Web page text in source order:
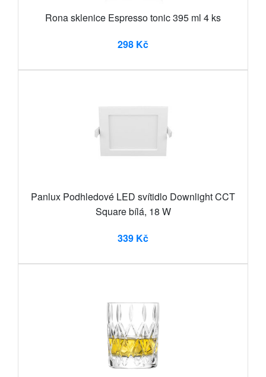
Rona sklenice Espresso tonic 395 ml 4 ks
298 Kč
Panlux Podhledové LED svítidlo Downlight CCT
Square bílá, 18 W
339 Kč